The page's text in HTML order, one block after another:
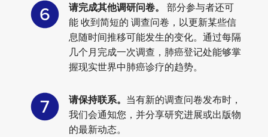
6 请完成其他调研问卷。
部分参与者还可
能收到简短的 调查问卷，以更新某些信
息随时间推移可能发生的变化。通过每隔
几个月完成一次调查，肺癌登记处能够掌
握现实世界中肺癌诊疗的趋势。
7 请保持联系。 当有新的调查问卷发布时，
我们会通知您，并分享研究进展或出版物
的最新动态。